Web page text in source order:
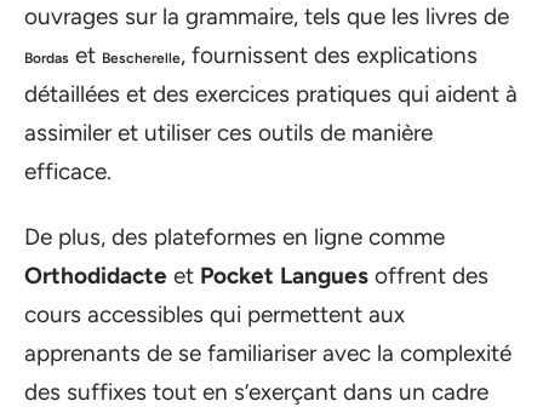
ouvrages sur la grammaire, tels que les livres de
Bordas et Bescherelle, fournissent des explications
détaillées et des exercices pratiques qui aident à
assimiler et utiliser ces outils de manière
efficace.
De plus, des plateformes en ligne comme
Orthodidacte et Pocket Langues offrent des
cours accessibles qui permettent aux
apprenants de se familiariser avec la complexité
des suffixes tout en s’exerçant dans un cadre